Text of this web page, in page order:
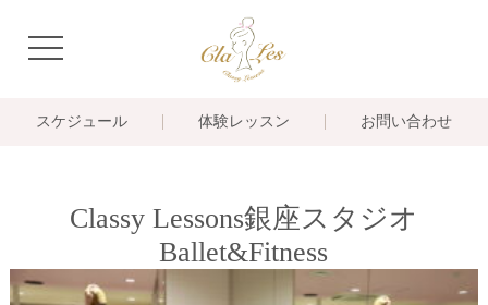
navigation
スケジュール 体験レッスン お問い合わせ
Classy Lessons銀座スタジオ
Ballet&Fitness